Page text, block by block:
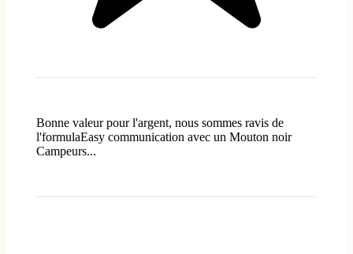
Bonne valeur pour l'argent, nous sommes ravis de
l'formulaEasy communication avec un Mouton noir
Campeurs...